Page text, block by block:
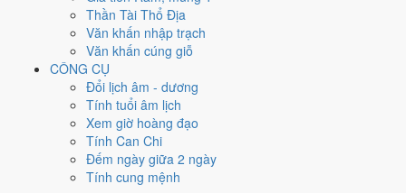
Thần Tài Thổ Địa
Văn khấn nhập trạch
Văn khấn cúng giỗ
CÔNG CỤ
Đổi lịch âm - dương
Tính tuổi âm lịch
Xem giờ hoàng đạo
Tính Can Chi
Đếm ngày giữa 2 ngày
Tính cung mệnh
Cưới hỏi - đính hôn hôm nay ở
Hắc Đạogây bất lợi.
Cách tính ngày tốt
🏪
Khai trương - mở cửa hàng
Trung bình
Khai trương - mở cửa hàng hôm nay ở
nhờ hợpSao Cơ , nhưng Ngày Hắc Đạo kéo giảm điểm.
Cách tính ngày tốt
Ký hợp đồng - giao ước